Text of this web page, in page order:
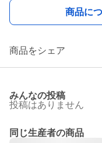
商品に
商品をシェア
みんなの投稿
投稿はありません
同じ生産者の商品